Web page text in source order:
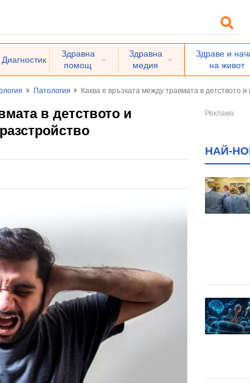
Диагностик
Здравна
помощ
Здравна
медия
Здраве и
на живот
Патология Каква е връзката между травмата в детството
в детството и
НАЙ-